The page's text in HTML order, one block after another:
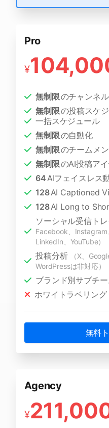
Pro
¥
無制限のチャンネル
無制限の投稿スケ
一括スケジュール
無制限の自動化
無制限のチームメ
無制限のAI投稿ア
64AIフェイスレス
128AI Captioned
128AI Long to
ソーシャル受信トレ
Facebook、Instagram
LinkedIn、YouTube）
投稿分析
（X、
WordPressは非対応）
ブランド別サブチ
ホワイトラベリング
無料
Agency
¥